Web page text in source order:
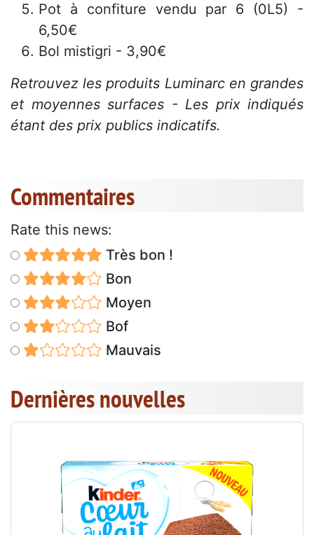
Pot à confiture vendu par 6 (0L5) -
6,50€
Bol mistigri - 3,90€
Retrouvez les produits Luminarc en grandes
et moyennes surfaces - Les prix indiqués
étant des prix publics indicatifs.
Commentaires
Rate this news:
Très bon !
Bon
Moyen
Bof
Mauvais
Dernières nouvelles